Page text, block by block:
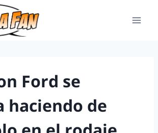
Ford se
haciendo de